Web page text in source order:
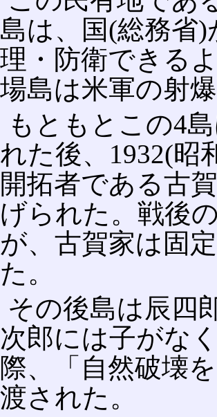
島は、国(総務省
理・防衛できる
場島は米軍の射
もともとこの4
れた後、1932(昭
開拓者である古
げられた。戦後
が、古賀家は固
た。
その後島は辰四
次郎には子がな
際、「自然破壊
渡された。